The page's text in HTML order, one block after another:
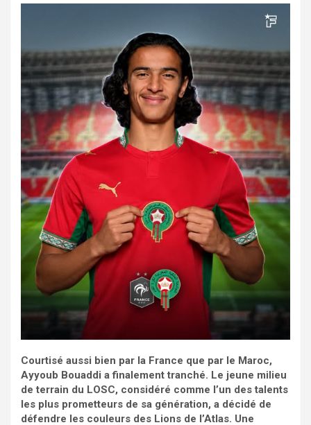
Courtisé aussi bien par la France que par le Maroc,
Ayyoub Bouaddi a finalement tranché. Le jeune milieu
de terrain du LOSC, considéré comme l’un des talents
les plus prometteurs de sa génération, a décidé de
défendre les couleurs des Lions de l’Atlas. Une